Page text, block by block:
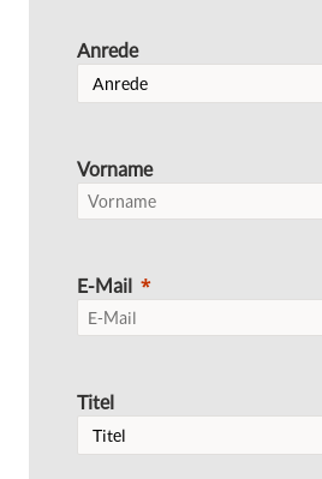
Anrede
Vorname
E-Mail
Titel